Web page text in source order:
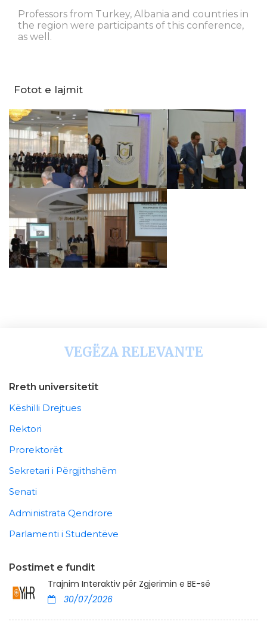
Professors from Turkey, Albania and countries in
the region were participants of this conference,
as well.
Fotot e lajmit
VEGËZA RELEVANTE
Rreth universitetit
Këshilli Drejtues
Rektori
Prorektorët
Sekretari i Përgjithshëm
Senati
Administrata Qendrore
Parlamenti i Studentëve
Postimet e fundit
Trajnim Interaktiv për Zgjerimin e BE-së
30/07/2026